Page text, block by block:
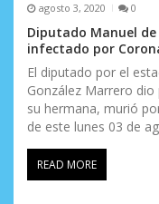
agosto 3, 2020 0
Diputado Manuel de
infectado por
El diputado por el
González Marrero
su hermana, murió
de este lunes 03 de
READ MORE